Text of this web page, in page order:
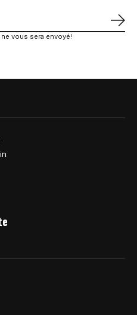
vous sera envoyé!